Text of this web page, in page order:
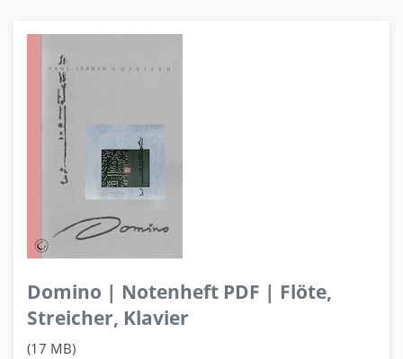
Domino | Notenheft PDF | Flöte,
Streicher, Klavier
(17 MB)